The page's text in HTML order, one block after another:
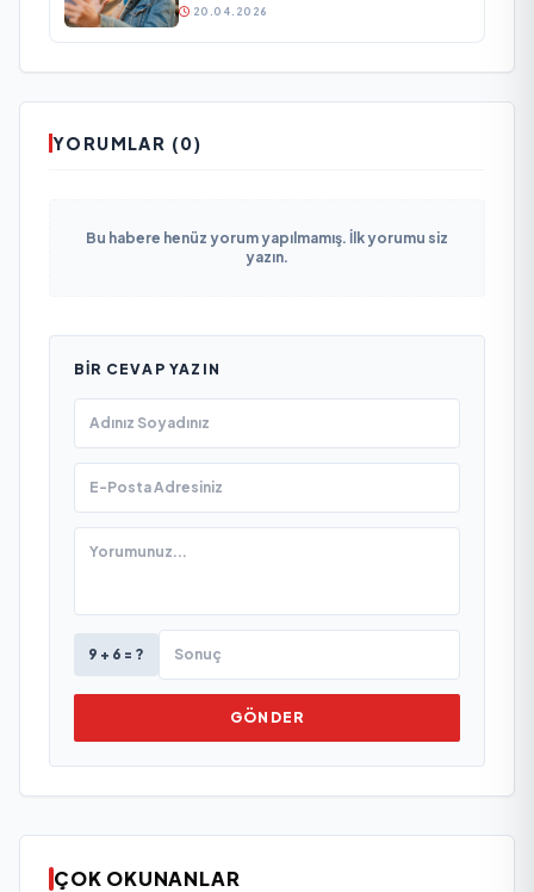
20.04.2026
YORUMLAR (0)
Bu habere henüz yorum yapılmamış. İlk yorumu siz
yazın.
BIR CEVAP YAZIN
9 + 6 = ?
GÖNDER
ÇOK OKUNANLAR